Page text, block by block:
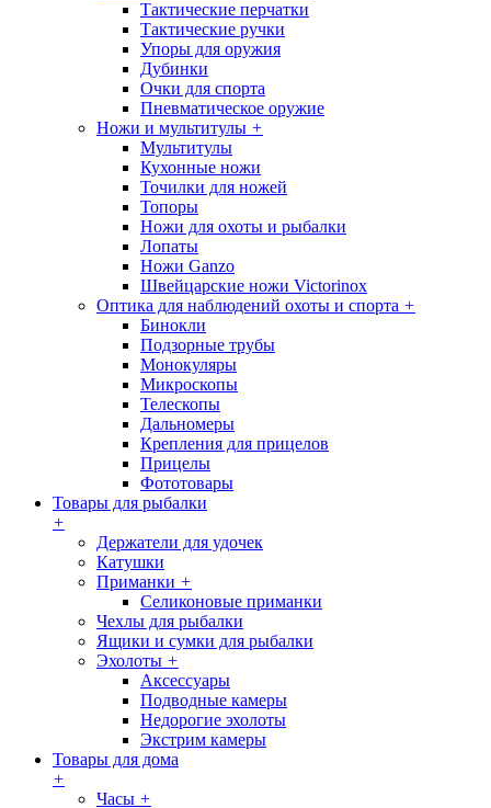
Тактические перчатки
Тактические ручки
Упоры для оружия
Дубинки
Очки для спорта
Пневматическое оружие
Ножи и мультитулы +
Мультитулы
Кухонные ножи
Точилки для ножей
Топоры
Ножи для охоты и рыбалки
Лопаты
Ножи Ganzo
Швейцарские ножи Victorinox
Оптика для наблюдений охоты и спорта +
Бинокли
Подзорные трубы
Монокуляры
Микроскопы
Телескопы
Дальномеры
Крепления для прицелов
Прицелы
Фототовары
Товары для рыбалки
+
Держатели для удочек
Катушки
Приманки +
Селиконовые приманки
Чехлы для рыбалки
Ящики и сумки для рыбалки
Эхолоты +
Аксессуары
Подводные камеры
Недорогие эхолоты
Экстрим камеры
Товары для дома
+
Часы +